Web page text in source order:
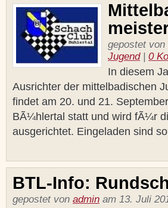
gepostet von
Jugend| 0
In diesem
Ausrichter der mittelbadischen
findet am 20. und 21.
BÃ¼hlertal statt und wird fÃ¼r
ausgerichtet. Eingeladen sind
BTL-Info:
gepostet von admin am 13. Juli